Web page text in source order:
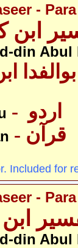
-
ابن
din Abul
- قرآن
Included for
-
ابن
din Abul